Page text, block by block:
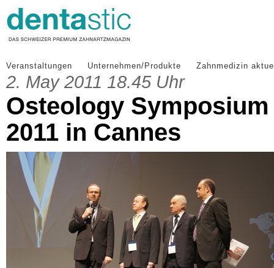
Veranstaltungen Unternehmen/Produkte Zahnmedizin
2. May 2011 18.45 Uhr
Osteology Symposium
2011 in Cannes